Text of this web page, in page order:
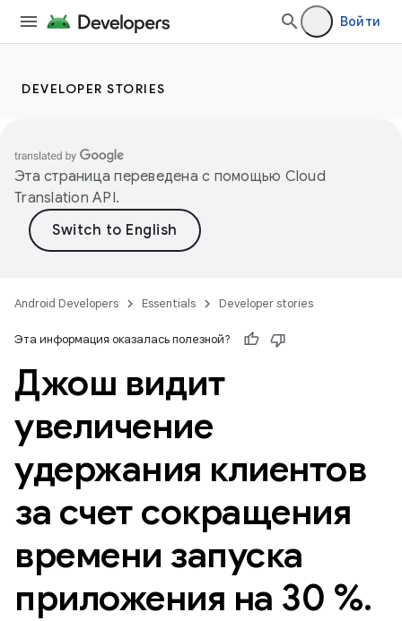
Войти
DEVELOPER STORIES
Эта страница переведена с помощью Cloud
Translation API.
Android Developers Essentials Developer stories
Эта информация оказалась полезной?
Джош видит
увеличение
удержания клиентов
за счет сокращения
времени запуска
приложения на 30 %.